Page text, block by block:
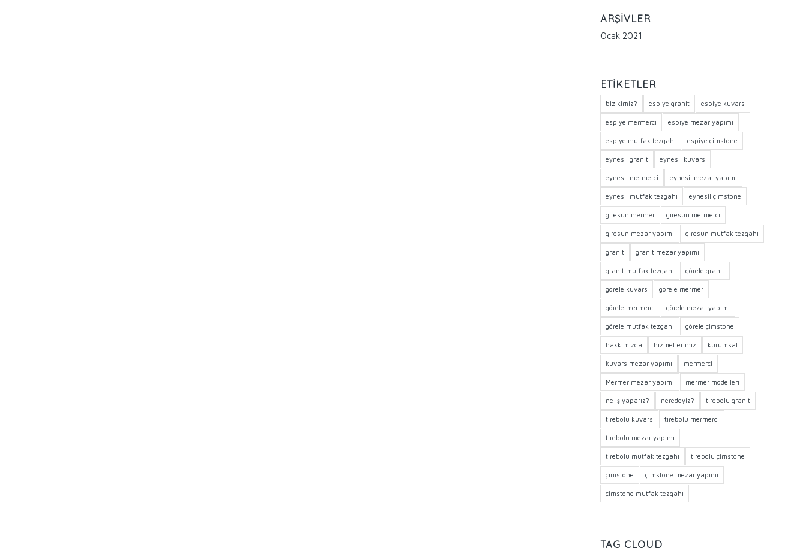
ARŞIVLER
Ocak 2021
ETIKETLER
biz kimiz? espiye granit espiye kuvars
espiye mermerci espiye mezar yapımı
espiye mutfak tezgahı espiye çimstone
eynesil granit eynesil kuvars
eynesil mermerci eynesil mezar yapımı
eynesil mutfak tezgahı eynesil çimstone
giresun mermer giresun mermerci
giresun mezar yapımı giresun mutfak tezgahı
granit granit mezar yapımı
granit mutfak tezgahı görele granit
görele kuvars görele mermer
görele mermerci görele mezar yapımı
görele mutfak tezgahı görele çimstone
hakkımızda hizmetlerimiz kurumsal
kuvars mezar yapımı mermerci
Mermer mezar yapımı mermer modelleri
ne iş yaparız? neredeyiz? tirebolu granit
tirebolu kuvars tirebolu mermerci
tirebolu mezar yapımı
tirebolu mutfak tezgahı tirebolu çimstone
çimstone çimstone mezar yapımı
çimstone mutfak tezgahı
TAG CLOUD